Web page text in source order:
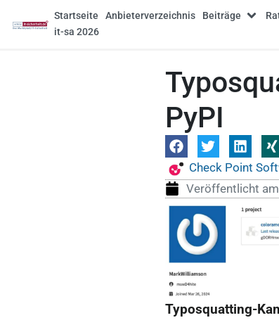
Startseite Anbieterverzeichnis Beiträge
it-sa 2026
PyPI
Check Point
Veröffentlicht
Typosquatting-